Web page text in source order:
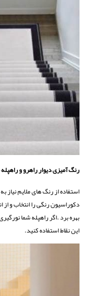
رنگ آمیزی دیوار راهرو و
استفاده از رنگ های ملایم
دکوراسیون رنگی را انتخاب و از
بهره برد .اگر راهپله شما
این نقاط استفاده کنید.